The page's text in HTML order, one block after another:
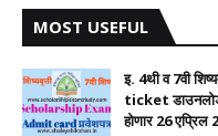
MOST USEFUL
इ. 4थी व 7वी
ticket डाउनलोड
होणार 26 एप्रिल